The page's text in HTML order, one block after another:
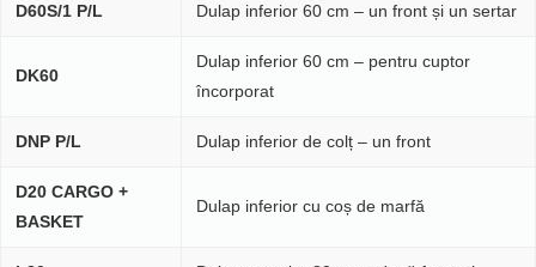
D60S/1 P/L Dulap inferior 60 cm – un front și un sertar
DK60
Dulap inferior 60 cm – pentru cuptor
încorporat
DNP P/L Dulap inferior de colț – un front
D20 CARGO +
BASKET
Dulap inferior cu coș de marfă